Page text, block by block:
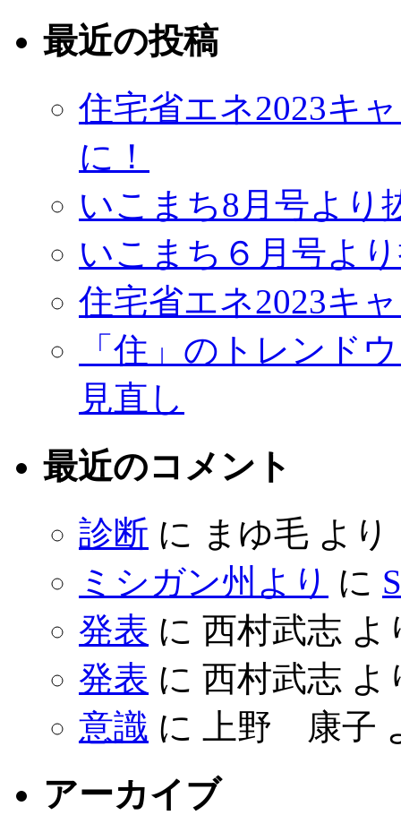
最近の投稿
住宅省エネ2023キ
に！
いこまち8月号よ
いこまち６月号よ
住宅省エネ2023キ
「住」のトレンド
見直し
最近のコメント
診断 に まゆ毛 より
ミシガン州より に
発表 に 西村武志 よ
発表 に 西村武志 よ
意識 に 上野 康子
アーカイブ